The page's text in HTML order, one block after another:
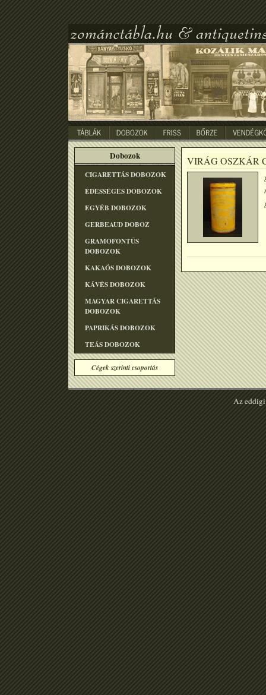
Dobozok
CIGARETTÁS DOBOZOK
ÉDESSÉGES DOBOZOK
EGYÉB DOBOZOK
GERBEAUD DOBOZ
GRAMOFONTÛS
DOBOZOK
KAKAÓS DOBOZOK
KÁVÉS DOBOZOK
MAGYAR CIGARETTÁS
DOBOZOK
PAPRIKÁS DOBOZOK
TEÁS DOBOZOK
Cégek szerinti csoportás
VIRÁG OSZKÁR
Az